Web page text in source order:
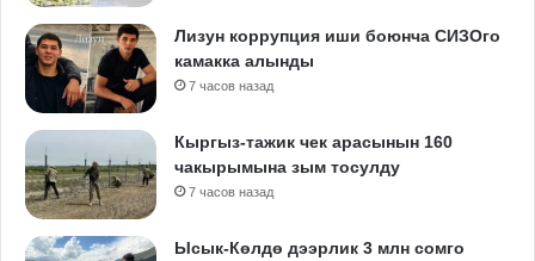
Лизун коррупция иши боюнча СИЗОго
камакка алынды
7 часов назад
Кыргыз-тажик чек арасынын 160
чакырымына зым тосулду
7 часов назад
Ысык-Көлдө дээрлик 3 млн сомго